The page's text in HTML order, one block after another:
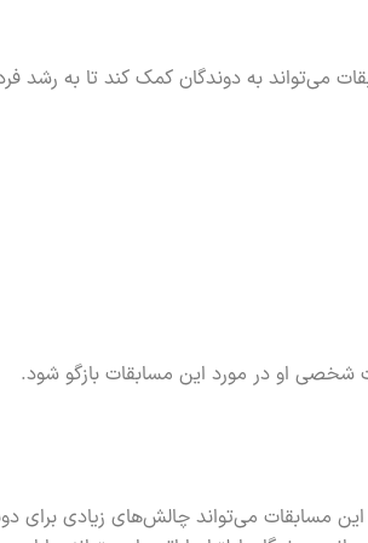
می‌تواند به دوندگان کمک کند تا به رشد
شخصی او در مورد این مسابقات بازگو شود.
این مسابقات می‌تواند چالش‌های زیادی برای